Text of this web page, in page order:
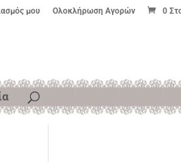
μου Ολοκλήρωση Αγορών 0